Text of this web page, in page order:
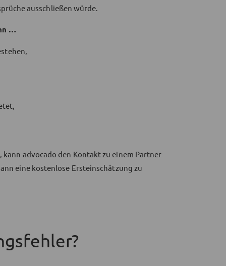
ausschließen würde.
…
advocado den Kontakt zu einem Partner-
eine kostenlose Ersteinschätzung zu